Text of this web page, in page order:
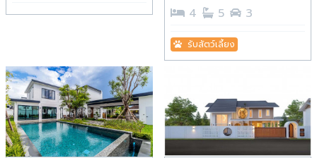
4 5 3
รับสัตว์เลี้ยง